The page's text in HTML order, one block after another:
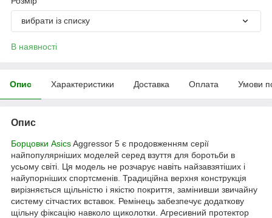
вибрати із списку
В наявності
Опис Характеристики Доставка Оплата Умови
Опис
Борцовки AsicsAggressor 5 є продовженням серії
найпопулярніших моделей серед взуття для боротьби в
усьому світі. Ця модель не розчарує навіть найзавзятіших і
найупорніших спортсменів. Традиційна верхня конструкція
вирізняється щільністю і якістю покриття, замінивши звичайну
систему сітчастих вставок. Ремінець забезпечує додаткову
щільну фіксацію навколо щиколотки. Агресивний протектор